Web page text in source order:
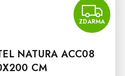
ZDARMA
NATURA ACC08
CM